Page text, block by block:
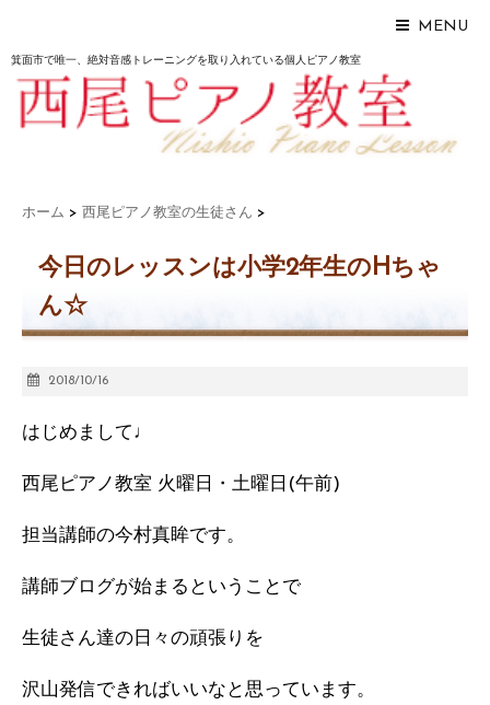
MENU
箕面市で唯一、絶対音感トレーニングを取り入れている個人ピアノ教室
ホーム > 西尾ピアノ教室の生徒さん >
今日のレッスンは小学2年生のHちゃ
ん☆
2018/10/16
はじめまして♩
西尾ピアノ教室 火曜日・土曜日(午前)
担当講師の今村真眸です。
講師ブログが始まるということで
生徒さん達の日々の頑張りを
沢山発信できればいいなと思っています。